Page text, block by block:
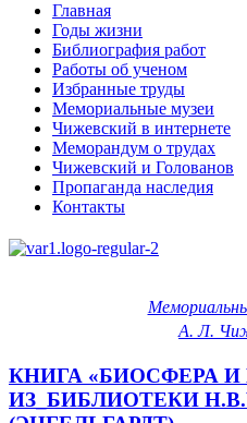
Главная
Годы жизни
Библиография работ
Работы об ученом
Избранные труды
Мемориальные музеи
Чижевский в интернете
Меморандум о трудах
Чижевский и Голованов
Пропаганда наследия
Контакты
А. Л.
КНИГА «БИОСФЕРА И
ИЗ_БИБЛИОТЕКИ